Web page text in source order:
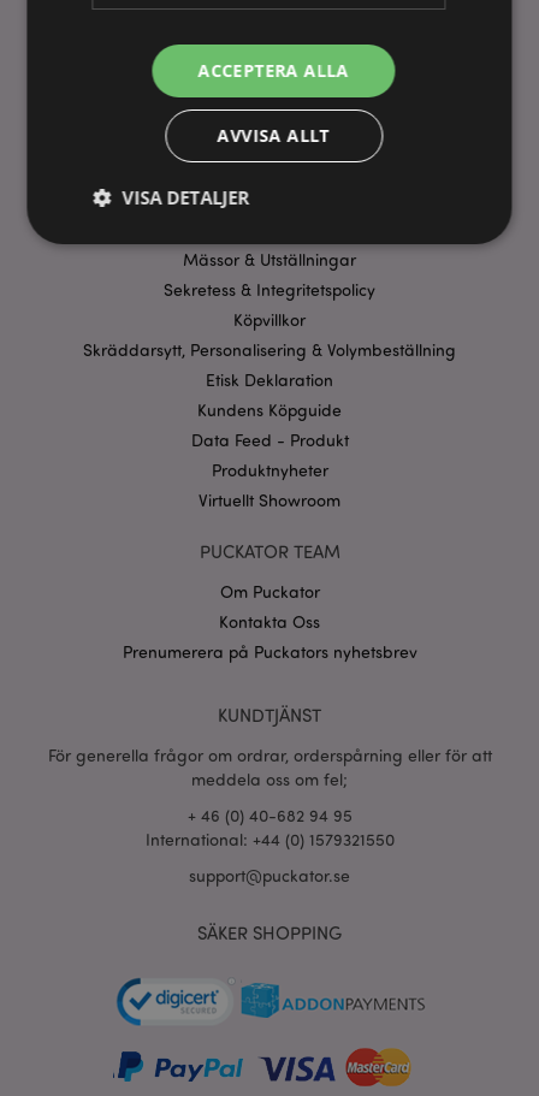
ANVÄNDBARA LÄNKAR
FAQ
Frakt & Leverans
Homexpo Paris Showroom
Betalning
Mässor & Utställningar
Sekretess & Integritetspolicy
Köpvillkor
Skräddarsytt, Personalisering & Volymbeställning
Etisk Deklaration
Kundens Köpguide
Data Feed - Produkt
Produktnyheter
Virtuellt Showroom
PUCKATOR TEAM
Om Puckator
Kontakta Oss
Prenumerera på Puckators nyhetsbrev
KUNDTJÄNST
För generella frågor om ordrar, orderspårning eller för att
meddela oss om fel;
+ 46 (0) 40-682 94 95
International: +44 (0) 1579321550
support@puckator.se
SÄKER SHOPPING
ACCEPTERA ALLA
AVVISA ALLT
VISA DETALJER
Strikt nödvändigt Prestanda
Inriktning
Funktioner
Strikt nödvändiga cookies tillåter grundläggande
webbplatsfunktionalitet såsom användarinloggning
och kontohantering. Webbplatsen kan inte
searchReport-log
recently_compared_product_previous
Adobe Inc.
section_data_ids
product_data_storage
Adobe Inc.
www.puckator.se
Googles
sekretesspolicy